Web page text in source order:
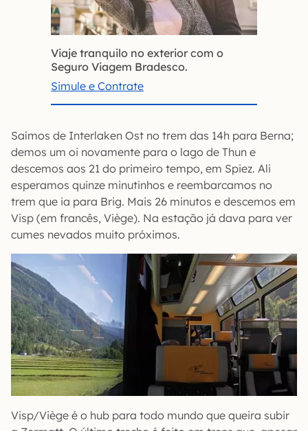
Viaje tranquilo no exterior com o
Seguro Viagem Bradesco.
Simule e Contrate
Saímos de Interlaken Ost no trem das 14h para Berna;
demos um oi novamente para o lago de Thun e
descemos aos 21 do primeiro tempo, em Spiez. Ali
esperamos quinze minutinhos e reembarcamos no
trem que ia para Brig. Mais 26 minutos e descemos em
Visp (em francês, Viège). Na estação já dava para ver
cumes nevados muito próximos.
Visp/Viège é o hub para todo mundo que queira subir